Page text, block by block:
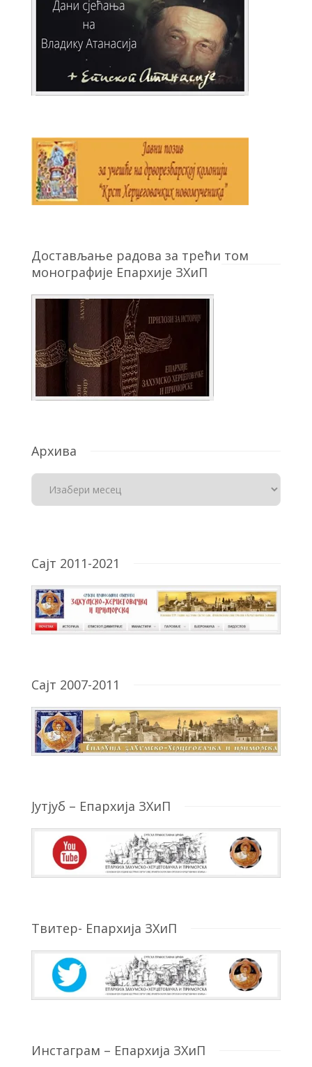
Достављање радова за трећи том
монографије Епархије ЗХиП
Архива
Сајт 2011-2021
Сајт 2007-2011
Јутјуб – Епархија ЗХиП
Твитер- Епархија ЗХиП
Инстаграм – Епархија ЗХиП